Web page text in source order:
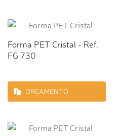
Forma PET Cristal - Ref.
FG 730
ORÇAMENTO